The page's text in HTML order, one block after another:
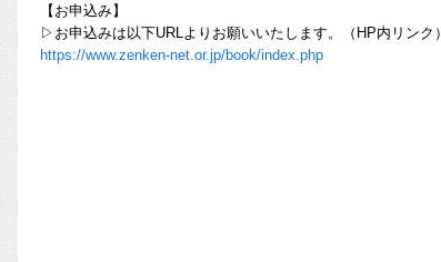
【お申込み】
▷お申込みは以下URLよりお願いいたします。（HP内リンク）
https://www.zenken-net.or.jp/book/index.php